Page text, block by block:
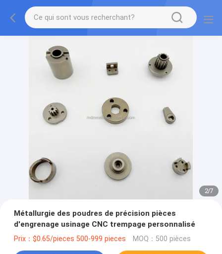
2/7
Métallurgie des poudres de précision pièces
d'engrenage usinage CNC trempage personnalisé
Prix：$0.65/pieces 500-999 pieces MOQ：500 pièces